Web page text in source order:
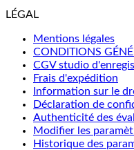
LÉGAL
Mentions légales
CONDITIONS
CGV studio
Frais d'expédition
Information sur le
Déclaration de
Authenticité des
Modifier les
Historique des